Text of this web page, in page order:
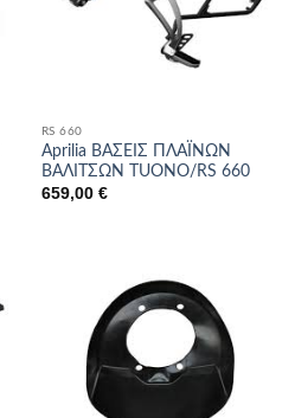
RS 660
Aprilia ΒΑΣΕΙΣ ΠΛΑΪΝΩΝ
ΒΑΛΙΤΣΩΝ TUONO/RS 660
659,00 €